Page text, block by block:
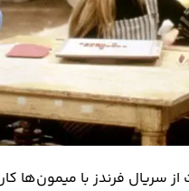
در حدود 5 قسمت از سریال فرندز